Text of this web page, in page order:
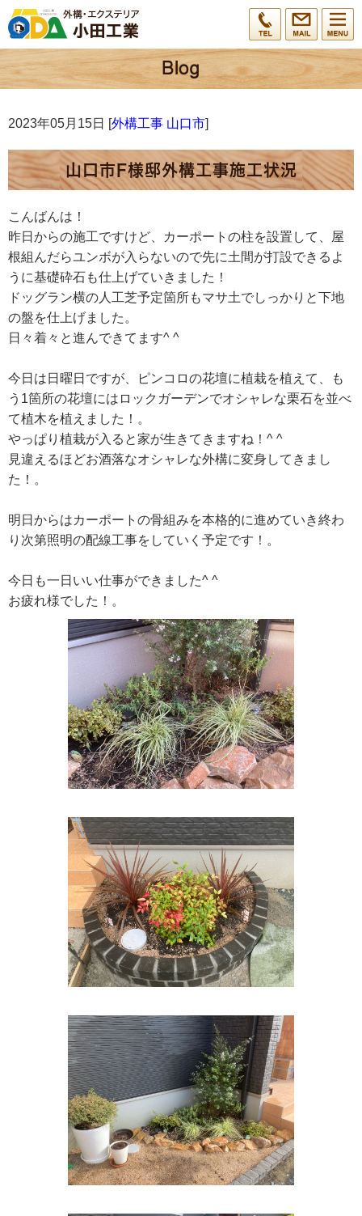
2023年05月15日 [外構工事 山口市]
山口市F様邸外構工事施工状況
こんばんは！
昨日からの施工ですけど、カーポートの柱を設置して、屋
根組んだらユンボが入らないので先に土間が打設できるよ
うに基礎砕石も仕上げていきました！
ドッグラン横の人工芝予定箇所もマサ土でしっかりと下地
の盤を仕上げました。
日々着々と進んできてます^ ^
今日は日曜日ですが、ピンコロの花壇に植栽を植えて、も
う1箇所の花壇にはロックガーデンでオシャレな栗石を並べ
て植木を植えました！。
やっぱり植栽が入ると家が生きてきますね！^ ^
見違えるほどお酒落なオシャレな外構に変身してきまし
た！。
明日からはカーポートの骨組みを本格的に進めていき終わ
り次第照明の配線工事をしていく予定です！。
今日も一日いい仕事ができました^ ^
お疲れ様でした！。